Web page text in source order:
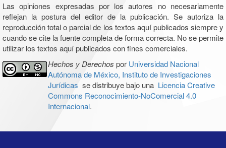
Las opiniones expresadas por los autores no necesariamente
reflejan la postura del editor de la publicación. Se autoriza la
reproducción total o parcial de los textos aquí publicados siempre y
cuando se cite la fuente completa de forma correcta. No se permite
utilizar los textos aquí publicados con fines comerciales.
Hechos y Derechos por Universidad Nacional
Autónoma de México, Instituto de Investigaciones
Jurídicas se distribuye bajo una Licencia Creative
Commons Reconocimiento-NoComercial 4.0
Internacional.